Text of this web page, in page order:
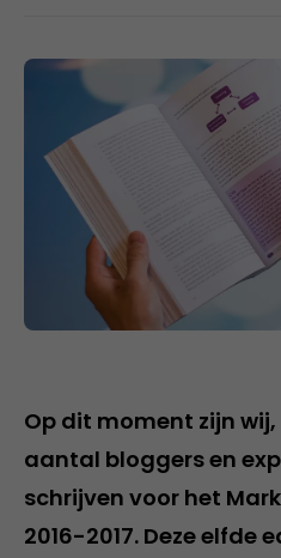
Op dit moment zijn
aantal bloggers en
schrijven voor het
2016-2017. Deze elfde